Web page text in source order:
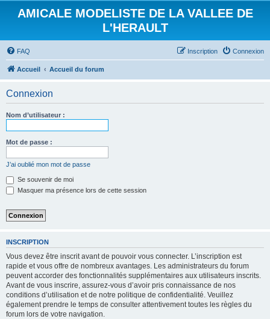
AMICALE MODELISTE DE LA VALLEE DE
L'HERAULT
FAQ Connexion
Inscription
Accueil Accueil du forum
Connexion
Nom d’utilisateur :
Mot de passe :
J’ai oublié mon mot de passe
Se souvenir de moi
Masquer ma présence lors de cette session
INSCRIPTION
Vous devez être inscrit avant de pouvoir vous connecter. L’inscription est
rapide et vous offre de nombreux avantages. Les administrateurs du forum
peuvent accorder des fonctionnalités supplémentaires aux utilisateurs inscrits.
Avant de vous inscrire, assurez-vous d’avoir pris connaissance de nos
conditions d’utilisation et de notre politique de confidentialité. Veuillez
également prendre le temps de consulter attentivement toutes les règles du
forum lors de votre navigation.